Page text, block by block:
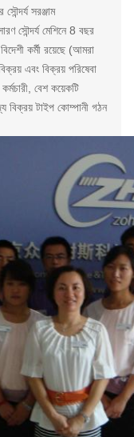
সরঞ্জাম
মেশিনে 8 বছর
কর্মী রয়েছে (আমরা
এবং বিক্রয় পরিষেবা
বেশ কয়েকটি
বিক্রয় টাইপ কোম্পানী গঠন